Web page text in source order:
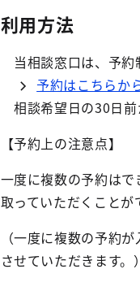
利用方法
当相談窓口は、予約
予約はこちらか
相談希望日の30日前
【予約上の注意点】
一度に複数の予約は
取っていただくことが
（一度に複数の予約
させていただきます。）